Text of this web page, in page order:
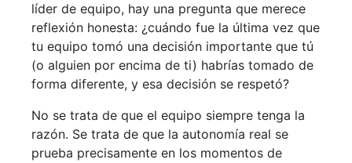
líder de equipo, hay una pregunta que merece
reflexión honesta: ¿cuándo fue la última vez que
tu equipo tomó una decisión importante que tú
(o alguien por encima de ti) habrías tomado de
forma diferente, y esa decisión se respetó?
No se trata de que el equipo siempre tenga la
razón. Se trata de que la autonomía real se
prueba precisamente en los momentos de